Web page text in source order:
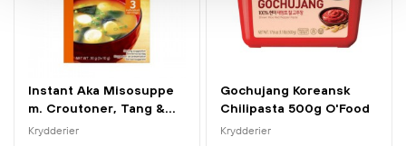
Instant Aka Misosuppe
m. Croutoner, Tang &...
Krydderier
Gochujang Koreansk
Chilipasta 500g O'Food
Krydderier